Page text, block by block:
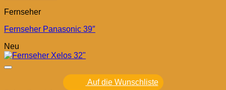
Fernseher
Fernseher Panasonic 39″
Neu
Auf die Wunschliste